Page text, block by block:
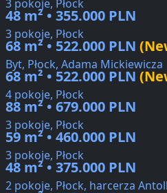
3 pokoje, Płock
48 m² • 355.000 PLN
3 pokoje, Płock
68 m² • 522.000 PLN
Byt, Płock, Adama Mickiewicza
68 m² • 522.000 PLN
4 pokoje, Płock
88 m² • 679.000 PLN
3 pokoje, Płock
59 m² • 460.000 PLN
3 pokoje, Płock
48 m² • 375.000 PLN
2 pokoje, Płock, harcerza